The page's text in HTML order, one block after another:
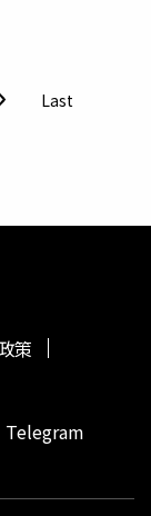
前往稽查，若
3萬元以上至
Last
策
Telegram